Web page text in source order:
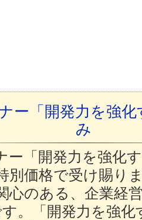
ー「開発力を強
み
ー「開発力を強化
別価格で受け賜り
心のある、企業経
。「開発力を強化